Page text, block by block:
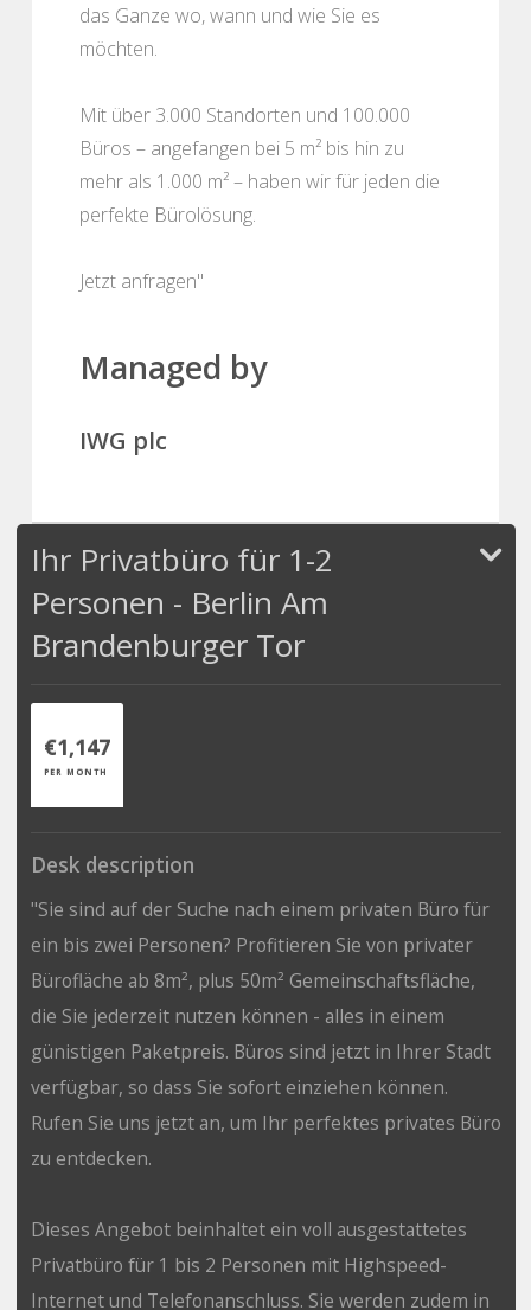
das Ganze wo, wann und wie Sie es
möchten.
Mit über 3.000 Standorten und 100.000
Büros – angefangen bei 5 m² bis hin zu
mehr als 1.000 m² – haben wir für jeden die
perfekte Bürolösung.
Jetzt anfragen"
Managed by
IWG plc
Ihr Privatbüro für 1-2
Personen - Berlin Am
Brandenburger Tor
€1,147
PER MONTH
Desk description
"Sie sind auf der Suche nach einem privaten Büro für
ein bis zwei Personen? Profitieren Sie von privater
Bürofläche ab 8m², plus 50m² Gemeinschaftsfläche,
die Sie jederzeit nutzen können - alles in einem
günistigen Paketpreis. Büros sind jetzt in Ihrer Stadt
verfügbar, so dass Sie sofort einziehen können.
Rufen Sie uns jetzt an, um Ihr perfektes privates Büro
zu entdecken.
Dieses Angebot beinhaltet ein voll ausgestattetes
Privatbüro für 1 bis 2 Personen mit Highspeed-
Internet und Telefonanschluss. Sie werden zudem in